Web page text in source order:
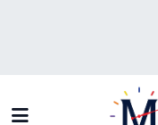
Bilim-Teknoloji
Trafik Durumu